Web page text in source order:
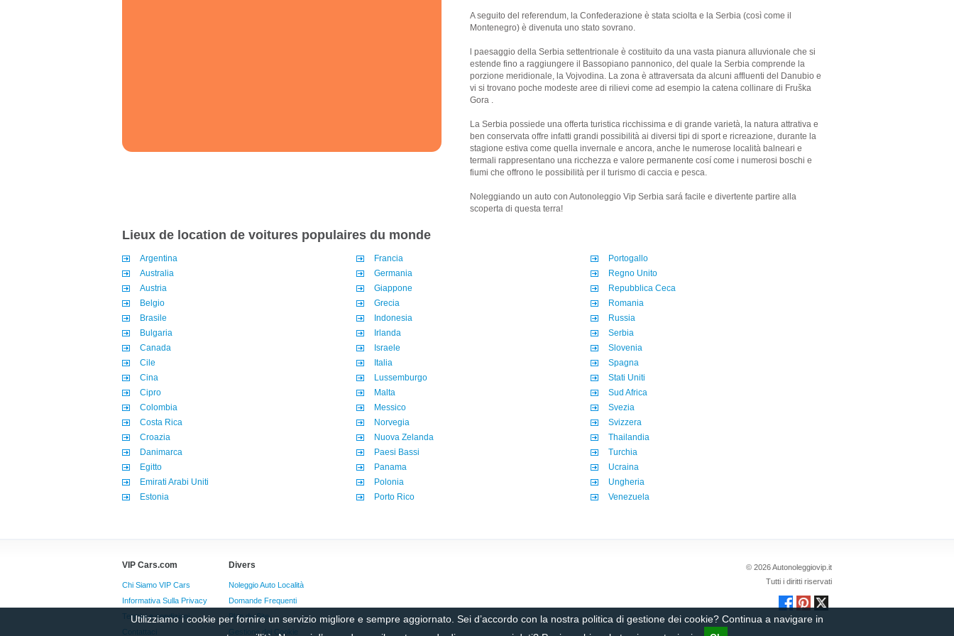
A seguito del referendum, la Confederazione è stata sciolta e la Serbia (così come il
Montenegro) è divenuta uno stato sovrano.
l paesaggio della Serbia settentrionale è costituito da una vasta pianura alluvionale che si
estende fino a raggiungere il Bassopiano pannonico, del quale la Serbia comprende la
porzione meridionale, la Vojvodina. La zona è attraversata da alcuni affluenti del Danubio e
vi si trovano poche modeste aree di rilievi come ad esempio la catena collinare di Fruška
Gora .
La Serbia possiede una offerta turistica ricchissima e di grande varietà, la natura attrativa e
ben conservata offre infatti grandi possibilità ai diversi tipi di sport e ricreazione, durante la
stagione estiva come quella invernale e ancora, anche le numerose località balneari e
termali rappresentano una ricchezza e valore permanente cosí come i numerosi boschi e
fiumi che offrono le possibilità per il turismo di caccia e pesca.
Noleggiando un auto con Autonoleggio Vip Serbia sará facile e divertente partire alla
scoperta di questa terra!
Lieux de location de voitures populaires du monde
Argentina
Australia
Austria
Belgio
Brasile
Bulgaria
Canada
Cile
Cina
Cipro
Colombia
Costa Rica
Croazia
Danimarca
Egitto
Emirati Arabi Uniti
Estonia
Francia
Germania
Giappone
Grecia
Indonesia
Irlanda
Israele
Italia
Lussemburgo
Malta
Messico
Norvegia
Nuova Zelanda
Paesi Bassi
Panama
Polonia
Porto Rico
Portogallo
Regno Unito
Repubblica Ceca
Romania
Russia
Serbia
Slovenia
Spagna
Stati Uniti
Sud Africa
Svezia
Svizzera
Thailandia
Turchia
Ucraina
Ungheria
Venezuela
VIP Cars.com
Chi Siamo VIP Cars
Informativa Sulla Privacy
Termini e condizioni
Contattaci
Divers
Noleggio Auto Località
Domande Frequenti
Plan du Site
© 2026 Autonoleggiovip.it
Tutti i diritti riservati
Utilizziamo i cookie per fornire un servizio migliore e sempre aggiornato. Sei d’accordo con la nostra politica di gestione dei cookie? Continua a navigare in